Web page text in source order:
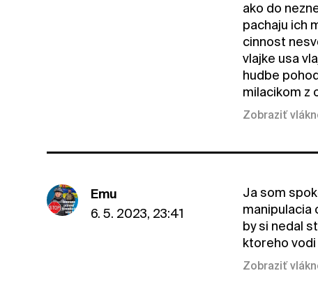
ako do
pachaju ich
cinnost
vlajke usa
hudbe
milacikom z
Zobraziť
Emu
6. 5. 2023, 23:41
Ja som
manipulacia
by si nedal
ktoreho
Zobraziť